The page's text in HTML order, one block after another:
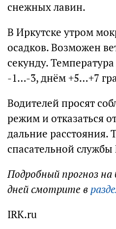
снежных лавин.
В Иркутске утром
осадков. Возможен
секунду.
-1…-3, днём +5…+7
Водителей просят
режим и отказаться
дальние
спасательной
Подробный прогноз
дней смотрите в
IRK.ru